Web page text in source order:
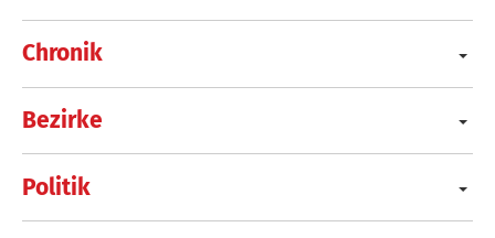
Chronik
Bezirke
Politik